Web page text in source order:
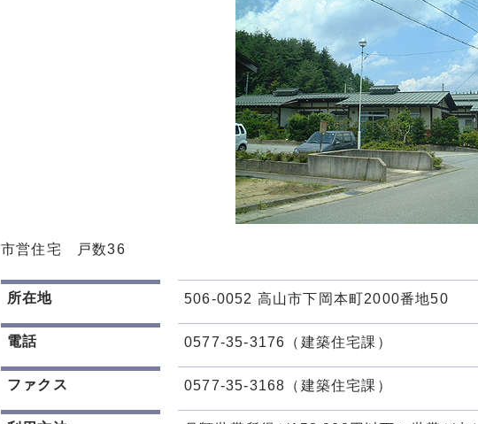
市営住宅 戸数36
所在地 506-0052 高山市下岡本町2000番地50
電話 0577-35-3176（建築住宅課）
ファクス 0577-35-3168（建築住宅課）